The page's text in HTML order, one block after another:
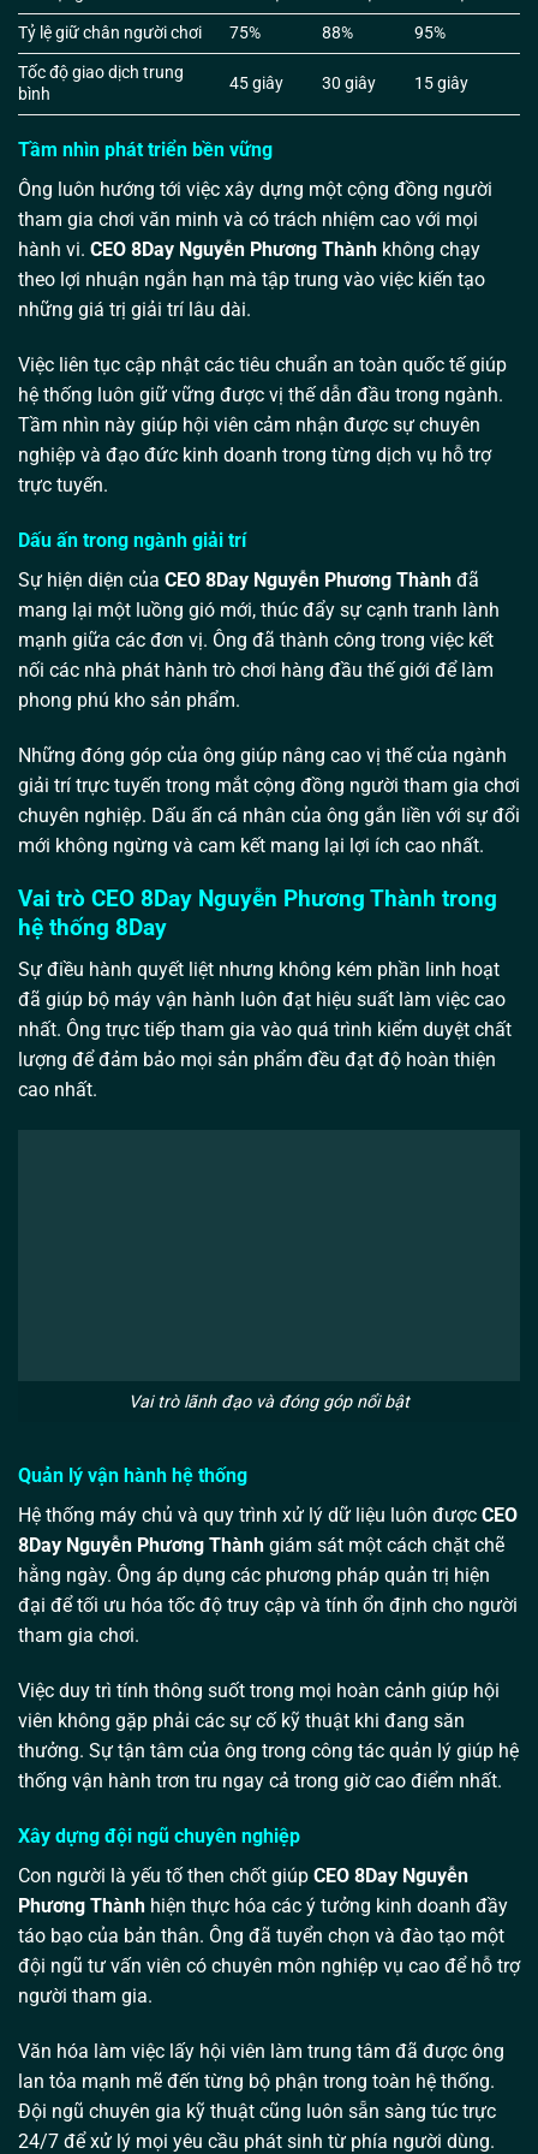
Tỷ lệ giữ chân người chơi
75% 88%
95%
Tốc độ giao dịch trung
bình
45 giây 30 giây 15 giây
Tầm nhìn phát triển bền vững
Ông luôn hướng tới việc xây dựng một cộng đồng người
tham gia chơi văn minh và có trách nhiệm cao với mọi
hành vi. CEO 8Day Nguyễn Phương Thành không chạy
theo lợi nhuận ngắn hạn mà tập trung vào việc kiến tạo
những giá trị giải trí lâu dài.
Việc liên tục cập nhật các tiêu chuẩn an toàn quốc tế giúp
hệ thống luôn giữ vững được vị thế dẫn đầu trong ngành.
Tầm nhìn này giúp hội viên cảm nhận được sự chuyên
nghiệp và đạo đức kinh doanh trong từng dịch vụ hỗ trợ
trực tuyến.
Dấu ấn trong ngành giải trí
Sự hiện diện của CEO 8Day Nguyễn Phương Thành đã
mang lại một luồng gió mới, thúc đẩy sự cạnh tranh lành
mạnh giữa các đơn vị. Ông đã thành công trong việc kết
nối các nhà phát hành trò chơi hàng đầu thế giới để làm
phong phú kho sản phẩm.
Những đóng góp của ông giúp nâng cao vị thế của ngành
giải trí trực tuyến trong mắt cộng đồng người tham gia chơi
chuyên nghiệp. Dấu ấn cá nhân của ông gắn liền với sự đổi
mới không ngừng và cam kết mang lại lợi ích cao nhất.
Vai trò CEO 8Day Nguyễn Phương Thành trong
hệ thống 8Day
Sự điều hành quyết liệt nhưng không kém phần linh hoạt
đã giúp bộ máy vận hành luôn đạt hiệu suất làm việc cao
nhất. Ông trực tiếp tham gia vào quá trình kiểm duyệt chất
lượng để đảm bảo mọi sản phẩm đều đạt độ hoàn thiện
cao nhất.
Vai trò lãnh đạo và đóng góp nổi bật
Quản lý vận hành hệ thống
Hệ thống máy chủ và quy trình xử lý dữ liệu luôn được CEO
8Day Nguyễn Phương Thành giám sát một cách chặt chẽ
hằng ngày. Ông áp dụng các phương pháp quản trị hiện
đại để tối ưu hóa tốc độ truy cập và tính ổn định cho người
tham gia chơi.
Việc duy trì tính thông suốt trong mọi hoàn cảnh giúp hội
viên không gặp phải các sự cố kỹ thuật khi đang săn
thưởng. Sự tận tâm của ông trong công tác quản lý giúp hệ
thống vận hành trơn tru ngay cả trong giờ cao điểm nhất.
Xây dựng đội ngũ chuyên nghiệp
Con người là yếu tố then chốt giúp CEO 8Day Nguyễn
Phương Thành hiện thực hóa các ý tưởng kinh doanh đầy
táo bạo của bản thân. Ông đã tuyển chọn và đào tạo một
đội ngũ tư vấn viên có chuyên môn nghiệp vụ cao để hỗ trợ
người tham gia.
Văn hóa làm việc lấy hội viên làm trung tâm đã được ông
lan tỏa mạnh mẽ đến từng bộ phận trong toàn hệ thống.
Đội ngũ chuyên gia kỹ thuật cũng luôn sẵn sàng túc trực
24/7 để xử lý mọi yêu cầu phát sinh từ phía người dùng.